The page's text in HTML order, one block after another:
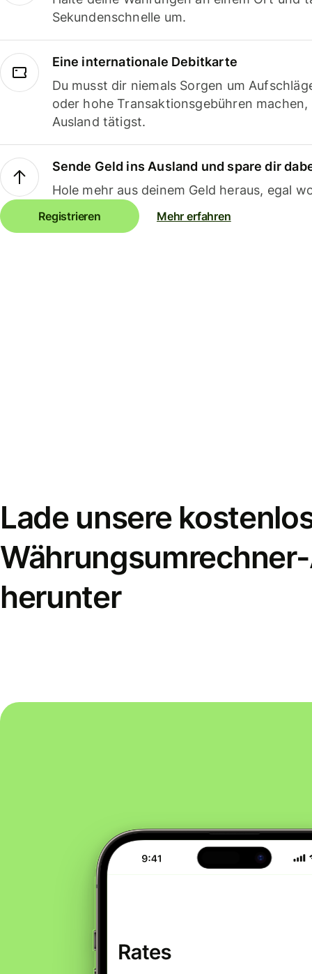
Sekundenschnelle um.
Eine internationale Debitkarte
Du musst dir niemals Sorgen um
oder hohe Transaktionsgebühren
Ausland tätigst.
Sende Geld ins Ausland und spare dir
Hole mehr aus deinem Geld heraus, egal
Registrieren Mehr erfahren
Lade unsere
herunter